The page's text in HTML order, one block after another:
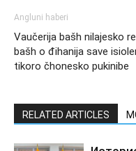
Angluni haberi
Vaučerija bašh nilajesko
bašh o đihanija save
tikoro čhonesko pukinibe
RELATED ARTICLES